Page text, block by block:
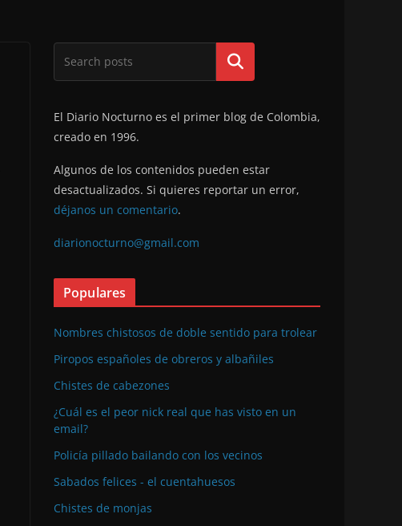
Buscar
El Diario Nocturno es el primer blog de Colombia,
creado en 1996.
Algunos de los contenidos pueden estar
desactualizados. Si quieres reportar un error,
déjanos un comentario.
diarionocturno@gmail.com
Populares
Nombres chistosos de doble sentido para trolear
Piropos españoles de obreros y albañiles
Chistes de cabezones
¿Cuál es el peor nick real que has visto en un
email?
Policía pillado bailando con los vecinos
Sabados felices - el cuentahuesos
Chistes de monjas